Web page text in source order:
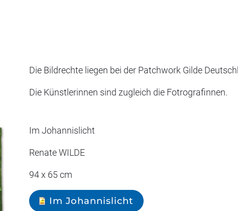
Die Bildrechte liegen bei der Patchwork Gilde
Die Künstlerinnen sind zugleich die Fotrografinnen.
Im Johannislicht
Renate WILDE
94 x 65 cm
Im Johannislicht